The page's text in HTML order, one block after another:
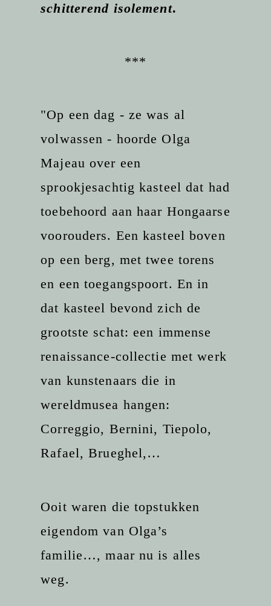
schitterend isolement.
***
"Op een dag - ze was al
volwassen - hoorde Olga
Majeau over een
sprookjesachtig kasteel dat had
toebehoord aan haar Hongaarse
voorouders. Een kasteel boven
op een berg, met twee torens
en een toegangspoort. En in
dat kasteel bevond zich de
grootste schat: een immense
renaissance-collectie met werk
van kunstenaars die in
wereldmusea hangen:
Correggio, Bernini, Tiepolo,
Rafael, Brueghel,…
Ooit waren die topstukken
eigendom van Olga’s
familie…, maar nu is alles
weg.